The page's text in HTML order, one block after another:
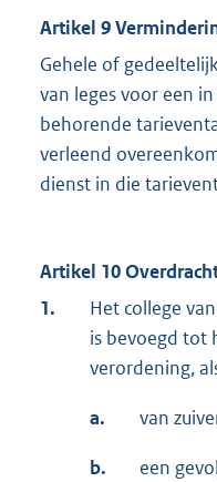
Artikel 9
Gehele of
van leges voor een
behorende
verleend
dienst in die
Artikel 10
1.
Het college
is bevoegd tot
verordening,
a. van
b.
een